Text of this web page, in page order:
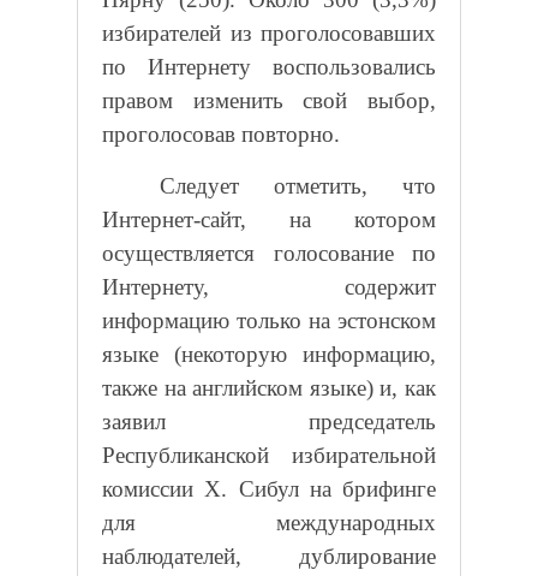
избирателей из проголосовавших
по Интернету воспользовались
правом изменить свой выбор,
проголосовав повторно.
Следует отметить, что
Интернет-сайт, на котором
осуществляется голосование по
Интернету, содержит
информацию только на эстонском
языке (некоторую информацию,
также на английском языке) и, как
заявил председатель
Республиканской избирательной
комиссии Х. Сибул на брифинге
для международных
наблюдателей, дублирование